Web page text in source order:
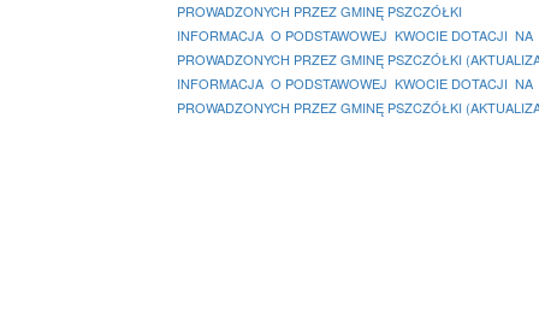
PROWADZONYCH PRZEZ GMINĘ PSZCZÓŁKI
INFORMACJA O PODSTAWOWEJ KWOCIE DOTACJI
PROWADZONYCH PRZEZ GMINĘ PSZCZÓŁKI
INFORMACJA O PODSTAWOWEJ KWOCIE DOTACJI
PROWADZONYCH PRZEZ GMINĘ PSZCZÓŁKI